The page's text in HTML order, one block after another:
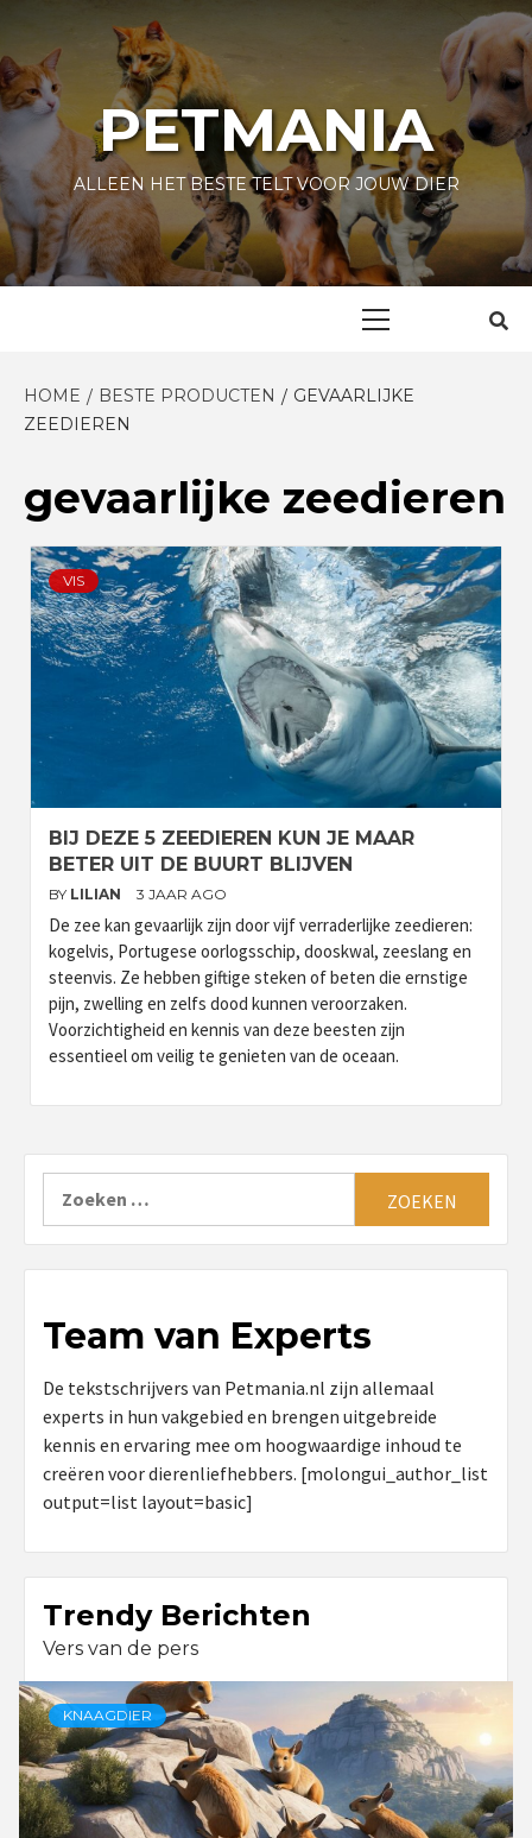
content
PETMANIA
ALLEEN HET BESTE TELT VOOR JOUW DIER
HOME BESTE PRODUCTEN
GEVAARLIJKE
ZEEDIEREN
gevaarlijke zeedieren
VIS
BIJ DEZE 5 ZEEDIEREN KUN JE MAAR
BETER UIT DE BUURT BLIJVEN
BY LILIAN 3 JAAR AGO
De zee kan gevaarlijk zijn door vijf verraderlijke zeedieren:
kogelvis, Portugese oorlogsschip, dooskwal, zeeslang en
steenvis. Ze hebben giftige steken of beten die ernstige
pijn, zwelling en zelfs dood kunnen veroorzaken.
Voorzichtigheid en kennis van deze beesten zijn
essentieel om veilig te genieten van de oceaan.
Team van Experts
De tekstschrijvers van Petmania.nl zijn allemaal
experts in hun vakgebied en brengen uitgebreide
kennis en ervaring mee om hoogwaardige inhoud te
creëren voor dierenliefhebbers. [molongui_author_list
output=list layout=basic]
Trendy Berichten
Vers van de pers
KNAAGDIER